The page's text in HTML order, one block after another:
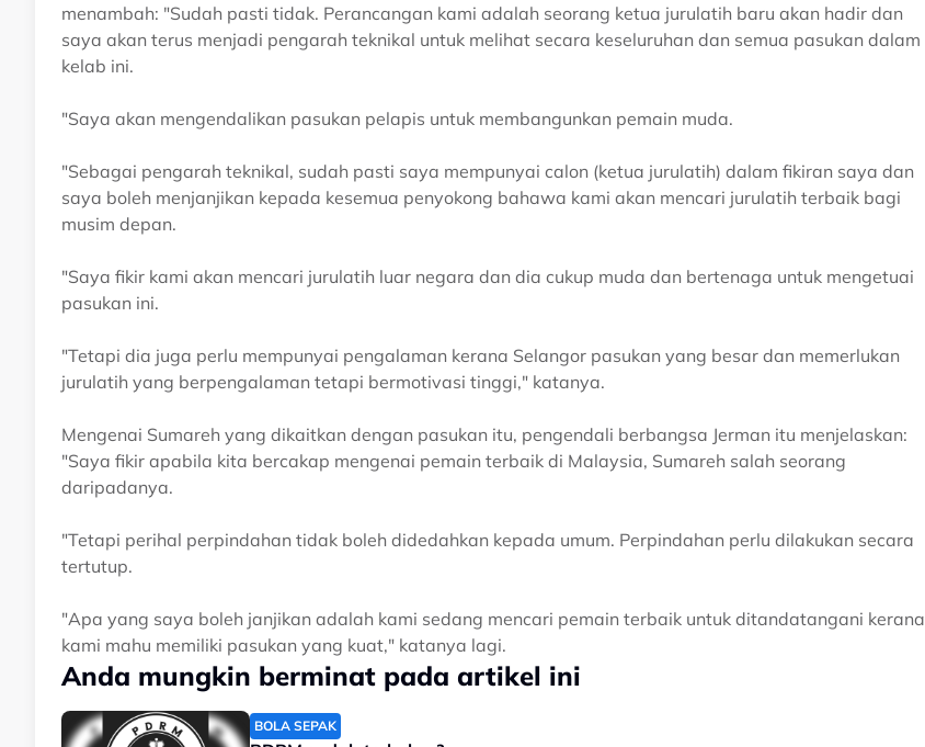
menambah: "Sudah pasti tidak. Perancangan kami adalah seorang ketua jurulatih baru akan hadir dan
saya akan terus menjadi pengarah teknikal untuk melihat secara keseluruhan dan semua pasukan dalam
kelab ini.
"Saya akan mengendalikan pasukan pelapis untuk membangunkan pemain muda.
"Sebagai pengarah teknikal, sudah pasti saya mempunyai calon (ketua jurulatih) dalam fikiran saya dan
saya boleh menjanjikan kepada kesemua penyokong bahawa kami akan mencari jurulatih terbaik bagi
musim depan.
"Saya fikir kami akan mencari jurulatih luar negara dan dia cukup muda dan bertenaga untuk mengetuai
pasukan ini.
"Tetapi dia juga perlu mempunyai pengalaman kerana Selangor pasukan yang besar dan memerlukan
jurulatih yang berpengalaman tetapi bermotivasi tinggi," katanya.
Mengenai Sumareh yang dikaitkan dengan pasukan itu, pengendali berbangsa Jerman itu menjelaskan:
"Saya fikir apabila kita bercakap mengenai pemain terbaik di Malaysia, Sumareh salah seorang
daripadanya.
"Tetapi perihal perpindahan tidak boleh didedahkan kepada umum. Perpindahan perlu dilakukan secara
tertutup.
"Apa yang saya boleh janjikan adalah kami sedang mencari pemain terbaik untuk ditandatangani kerana
kami mahu memiliki pasukan yang kuat," katanya lagi.
Anda mungkin berminat pada artikel ini
BOLA SEPAK